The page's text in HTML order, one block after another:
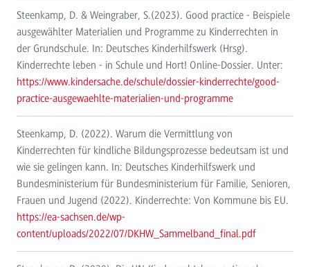
Steenkamp, D. & Weingraber, S.(2023). Good practice - Beispiele
ausgewählter Materialien und Programme zu Kinderrechten in
der Grundschule. In: Deutsches Kinderhilfswerk (Hrsg).
Kinderrechte leben - in Schule und Hort! Online-Dossier. Unter:
https://www.kindersache.de/schule/dossier-kinderrechte/good-
practice-ausgewaehlte-materialien-und-programme
Steenkamp, D. (2022). Warum die Vermittlung von
Kinderrechten für kindliche Bildungsprozesse bedeutsam ist und
wie sie gelingen kann. In: Deutsches Kinderhilfswerk und
Bundesministerium für Bundesministerium für Familie, Senioren,
Frauen und Jugend (2022). Kinderrechte: Von Kommune bis EU.
https://ea-sachsen.de/wp-
content/uploads/2022/07/DKHW_Sammelband_final.pdf